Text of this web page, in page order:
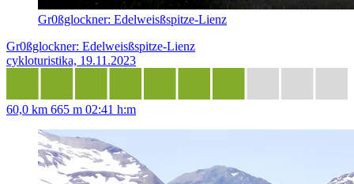
Gr0ßglockner: Edelweisßspitze-Lienz
Gr0ßglockner: Edelweisßspitze-Lienz
cykloturistika, 19.11.2023
60,0 km 665 m 02:41 h:m